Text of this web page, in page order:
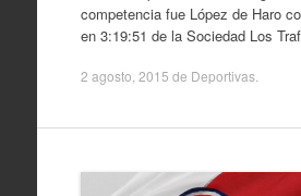
competencia fue López de Haro
en 3:19:51 de la Sociedad Los
2 agosto, 2015 de Deportivas.